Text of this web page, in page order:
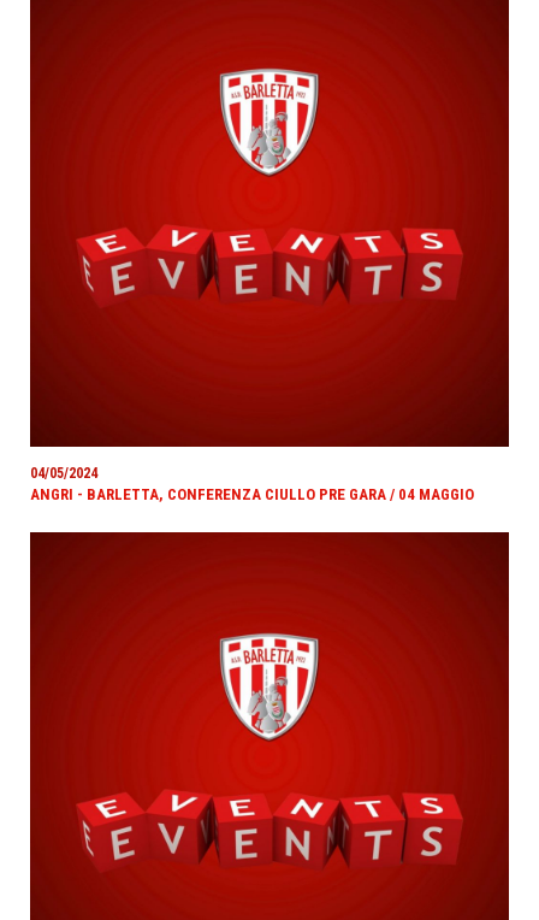
04/05/2024
ANGRI - BARLETTA, CONFERENZA CIULLO PRE GARA / 04 MAGGIO